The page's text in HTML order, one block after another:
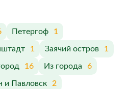
Петергоф 1
1 Заячий остров 1
16 Из города 6
и Павловск 2